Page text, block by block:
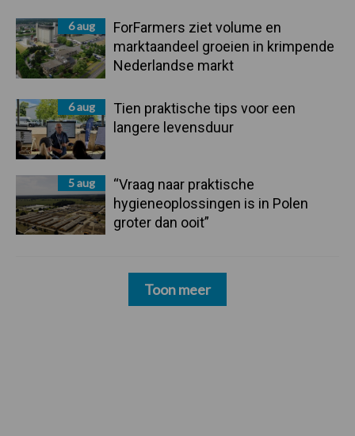
6 aug
ForFarmers ziet volume en
marktaandeel groeien in krimpende
Nederlandse markt
6 aug
Tien praktische tips voor een
langere levensduur
5 aug
“Vraag naar praktische
hygieneoplossingen is in Polen
groter dan ooit”
Toon meer